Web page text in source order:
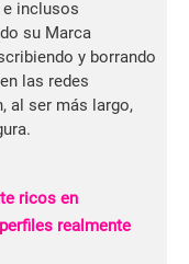
e inclusos
su Marca
y borrando
las redes
al ser más largo,
ricos en
realmente